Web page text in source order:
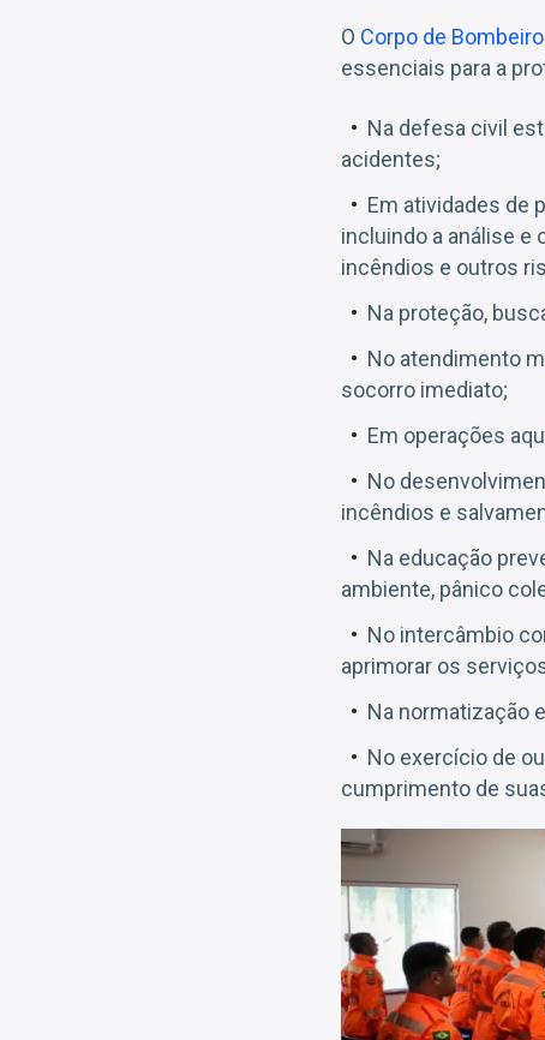
O Corpo de
essenciais para a
Na defesa civil
acidentes;
Em atividades de
incluindo a análise e
incêndios e outros
Na proteção,
No atendimento
socorro imediato;
Em operações
No
incêndios e
Na educação
ambiente, pânico
No intercâmbio
aprimorar os
Na normatização
No exercício de
cumprimento de